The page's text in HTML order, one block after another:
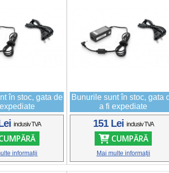
în stoc, gata de
inclusiv TVA
informații
Bunurile sunt în stoc, gata
a fi expediate
151 Lei inclusiv TVA
CUMPĂRĂ
Mai multe informații